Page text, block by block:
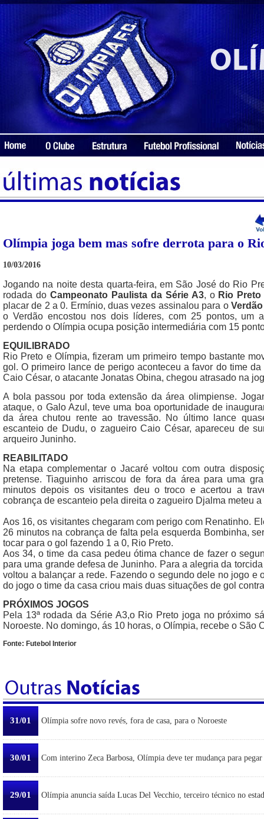
Olímpia joga bem mas sofre derrota para o
10/03/2016
Jogando na noite desta quarta-feira, em São José do Rio
rodada do Campeonato Paulista da Série A3, o Rio Preto
placar de 2 a 0. Ermínio, duas vezes assinalou para o
o Verdão encostou nos dois líderes, com 25 pontos, um
perdendo o Olímpia ocupa posição intermediária com 15
EQUILIBRADO
Rio Preto e Olímpia, fizeram um primeiro tempo bastante
gol. O primeiro lance de perigo aconteceu a favor do time
Caio César, o atacante Jonatas Obina, chegou atrasado na
A bola passou por toda extensão da área olimpiense.
ataque, o Galo Azul, teve uma boa oportunidade de
da área chutou rente ao travessão. No último lance
escanteio de Dudu, o zagueiro Caio César, apareceu de
arqueiro Juninho.
REABILITADO
Na etapa complementar o Jacaré voltou com outra
pretense. Tiaguinho arriscou de fora da área para uma
minutos depois os visitantes deu o troco e acertou a
cobrança de escanteio pela direita o zagueiro Djalma meteu a
Aos 16, os visitantes chegaram com perigo com Renatinho.
26 minutos na cobrança de falta pela esquerda Bombinha,
tocar para o gol fazendo 1 a 0, Rio Preto.
Aos 34, o time da casa pedeu ótima chance de fazer o
para uma grande defesa de Juninho. Para a alegria da
voltou a balançar a rede. Fazendo o segundo dele no jogo e
do jogo o time da casa criou mais duas situações de gol
PRÓXIMOS JOGOS
Pela 13ª rodada da Série A3,o Rio Preto joga no próximo
Noroeste. No domingo, ás 10 horas, o Olímpia, recebe o São
Fonte: Futebol Interior
31/01 Olímpia sofre novo revés, fora de casa, para o Noroeste
30/01 Com interino Zeca Barbosa, Olímpia deve ter mudança para pegar
29/01 Olímpia anuncia saída Lucas Del Vecchio, terceiro técnico no